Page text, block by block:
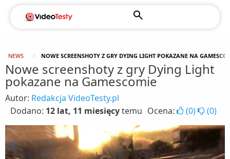
NEWS NOWE SCREENSHOTY Z GRY DYING LIGHT POKAZANE NA
Nowe screenshoty z gry Dying Light
pokazane na Gamescomie
Autor: Redakcja VideoTesty.pl
Dodano: 12 lat, 11 miesięcytemu Ocena: (0) (0)